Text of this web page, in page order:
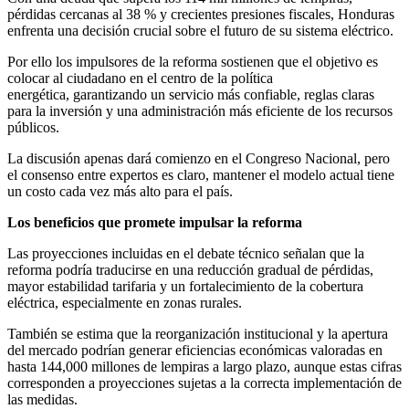
pérdidas cercanas al 38 % y crecientes presiones fiscales, Honduras
enfrenta una decisión crucial sobre el futuro de su sistema eléctrico.
Por ello los impulsores de la reforma sostienen que el objetivo es
colocar al ciudadano en el centro de la política
energética, garantizando un servicio más confiable, reglas claras
para la inversión y una administración más eficiente de los recursos
públicos.
La discusión apenas dará comienzo en el Congreso Nacional, pero
el consenso entre expertos es claro, mantener el modelo actual tiene
un costo cada vez más alto para el país.
Los beneficios que promete impulsar la reforma
Las proyecciones incluidas en el debate técnico señalan que la
reforma podría traducirse en una reducción gradual de pérdidas,
mayor estabilidad tarifaria y un fortalecimiento de la cobertura
eléctrica, especialmente en zonas rurales.
También se estima que la reorganización institucional y la apertura
del mercado podrían generar eficiencias económicas valoradas en
hasta 144,000 millones de lempiras a largo plazo, aunque estas cifras
corresponden a proyecciones sujetas a la correcta implementación de
las medidas.